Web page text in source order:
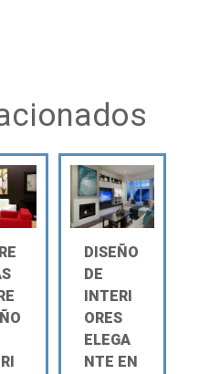
DISEÑO
DE
INTERI
ORES
ELEGA
NTE EN